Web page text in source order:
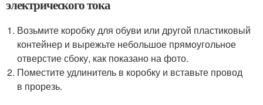
электрического тока
Возьмите коробку для обуви или другой пластиковый
контейнер и вырежьте небольшое прямоугольное
отверстие сбоку, как показано на фото.
Поместите удлинитель в коробку и вставьте провод
в прорезь.